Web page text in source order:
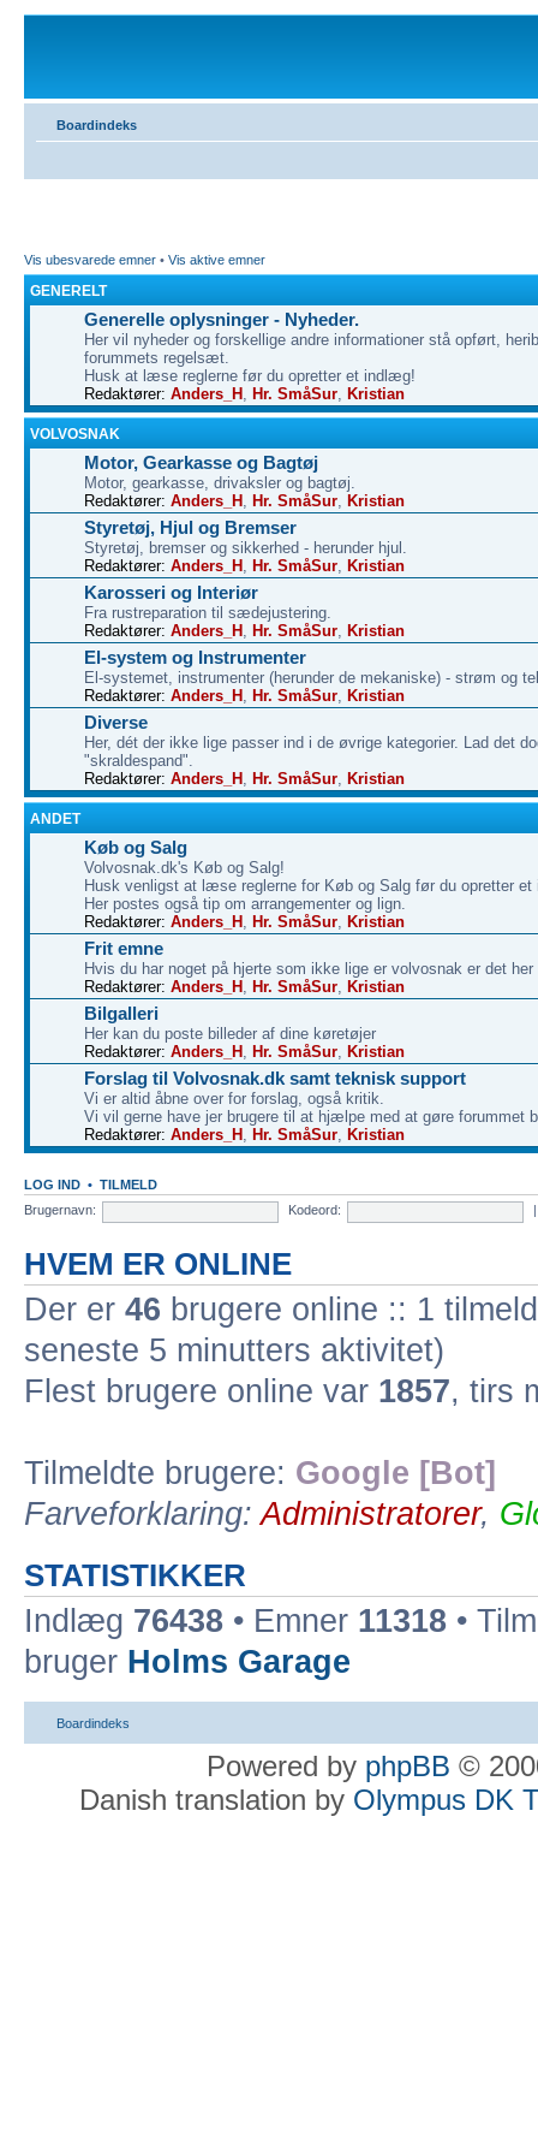
Boardindeks
Vis ubesvarede emner • Vis aktive emner
GENERELT
Generelle oplysninger - Nyheder.
Her vil nyheder og forskellige andre informationer stå opført,
forummets regelsæt.
Husk at læse reglerne før du opretter et indlæg!
Redaktører: Anders_H Hr. SmåSur Kristian
VOLVOSNAK
Motor, Gearkasse og Bagtøj
Motor, gearkasse, drivaksler og bagtøj.
Redaktører: Anders_H Hr. SmåSur Kristian
Styretøj, Hjul og Bremser
Styretøj, bremser og sikkerhed - herunder hjul.
Redaktører: Anders_H Hr. SmåSur Kristian
Karosseri og Interiør
Fra rustreparation til sædejustering.
Redaktører: Anders_H Hr. SmåSur Kristian
El-system og Instrumenter
El-systemet, instrumenter (herunder de mekaniske) - strøm og
Redaktører: Anders_H Hr. SmåSur Kristian
Diverse
Her, dét der ikke lige passer ind i de øvrige kategorier. Lad det
"skraldespand".
Redaktører: Anders_H Hr. SmåSur Kristian
ANDET
Køb og Salg
Volvosnak.dk's Køb og Salg!
Husk venligst at læse reglerne for Køb og Salg før du opretter
Her postes også tip om arrangementer og lign.
Redaktører: Anders_H Hr. SmåSur Kristian
Frit emne
Hvis du har noget på hjerte som ikke lige er volvosnak er det her
Redaktører: Anders_H Hr. SmåSur Kristian
Bilgalleri
Her kan du poste billeder af dine køretøjer
Redaktører: Anders_H Hr. SmåSur Kristian
Forslag til Volvosnak.dk samt teknisk support
Vi er altid åbne over for forslag, også kritik.
Vi vil gerne have jer brugere til at hjælpe med at gøre forummet
Redaktører: Anders_H Hr. SmåSur Kristian
LOG IND • TILMELD
Brugernavn:
Kodeord:
HVEM ER ONLINE
Der er 46 brugere online :: 1
seneste 5 minutters aktivitet)
Flest brugere online var 1857, tirs
Tilmeldte brugere: Google [Bot]
Farveforklaring:Administratorer,
STATISTIKKER
Indlæg 76438 • Emner 11318 •
bruger Holms Garage
Boardindeks
Powered by phpBB ©
Danish translation by Olympus DK